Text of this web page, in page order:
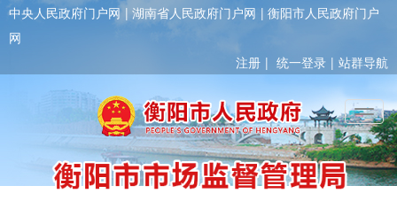
中央人民政府门户网 湖南省人民政府门户网
衡阳市人民政府门户
网
注册
统一登录 站群导航